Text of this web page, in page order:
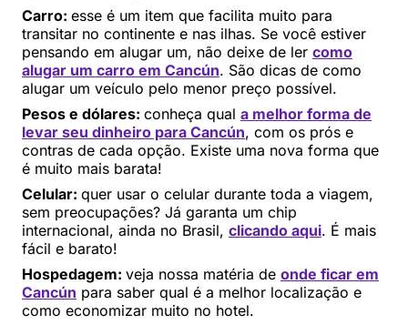
Carro: esse é um item que facilita muito para
transitar no continente e nas ilhas. Se você estiver
pensando em alugar um, não deixe de ler como
alugar um carro em Cancún. São dicas de como
alugar um veículo pelo menor preço possível.
Pesos e dólares: conheça qual a melhor forma de
levar seu dinheiro para Cancún, com os prós e
contras de cada opção. Existe uma nova forma que
é muito mais barata!
Celular: quer usar o celular durante toda a viagem,
sem preocupações? Já garanta um chip
internacional, ainda no Brasil, clicando aqui. É mais
fácil e barato!
Hospedagem: veja nossa matéria de onde ficar em
Cancún para saber qual é a melhor localização e
como economizar muito no hotel.